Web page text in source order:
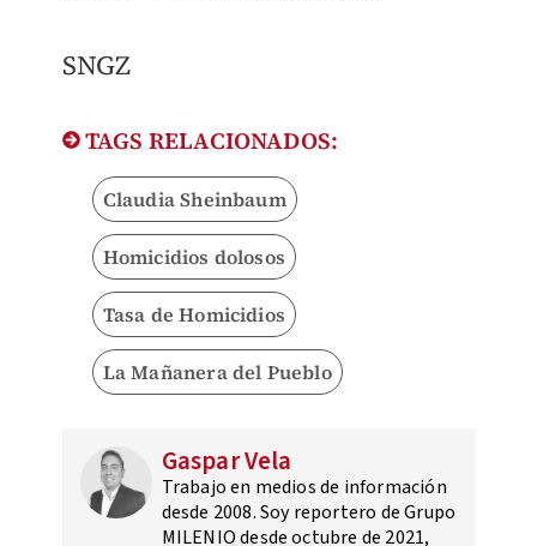
SNGZ
TAGS RELACIONADOS:
Claudia Sheinbaum
Homicidios dolosos
Tasa de Homicidios
La Mañanera del Pueblo
Gaspar Vela
Trabajo en medios de información
desde 2008. Soy reportero de Grupo
MILENIO desde octubre de 2021,